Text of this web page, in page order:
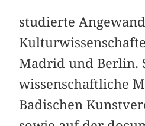
studierte
Madrid und Berlin.
wissenschaftliche
Badischen